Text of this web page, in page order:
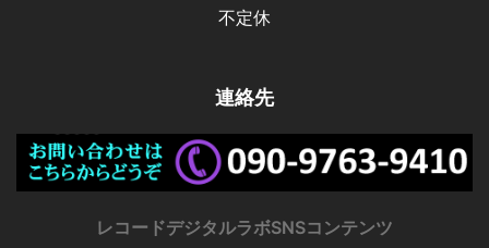
不定休
連絡先
レコードデジタルラボSNSコンテンツ